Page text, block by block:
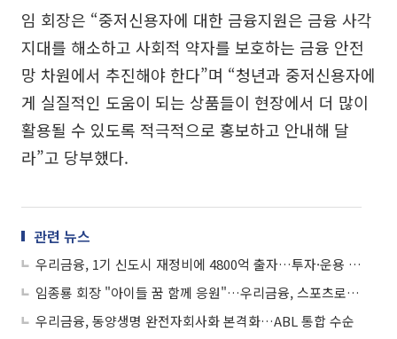
임 회장은 “중저신용자에 대한 금융지원은 금융 사각
지대를 해소하고 사회적 약자를 보호하는 금융 안전
망 차원에서 추진해야 한다”며 “청년과 중저신용자에
게 실질적인 도움이 되는 상품들이 현장에서 더 많이
활용될 수 있도록 적극적으로 홍보하고 안내해 달
라”고 당부했다.
관련 뉴스
우리금융, 1기 신도시 재정비에 4800억 출자…투자·운용 전방위 참여
임종룡 회장 "아이들 꿈 함께 응원"…우리금융, 스포츠로 아동 꿈 키운다
우리금융, 동양생명 완전자회사화 본격화…ABL 통합 수순